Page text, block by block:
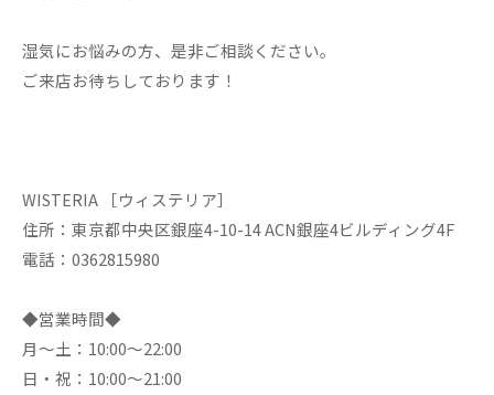
湿気にお悩みの方、是非ご相談ください。
ご来店お待ちしております！
WISTERIA ［ウィステリア］
住所：東京都中央区銀座4-10-14 ACN銀座4ビルディング4F
電話：0362815980
◆営業時間◆
月～土：10:00～22:00
日・祝：10:00～21:00